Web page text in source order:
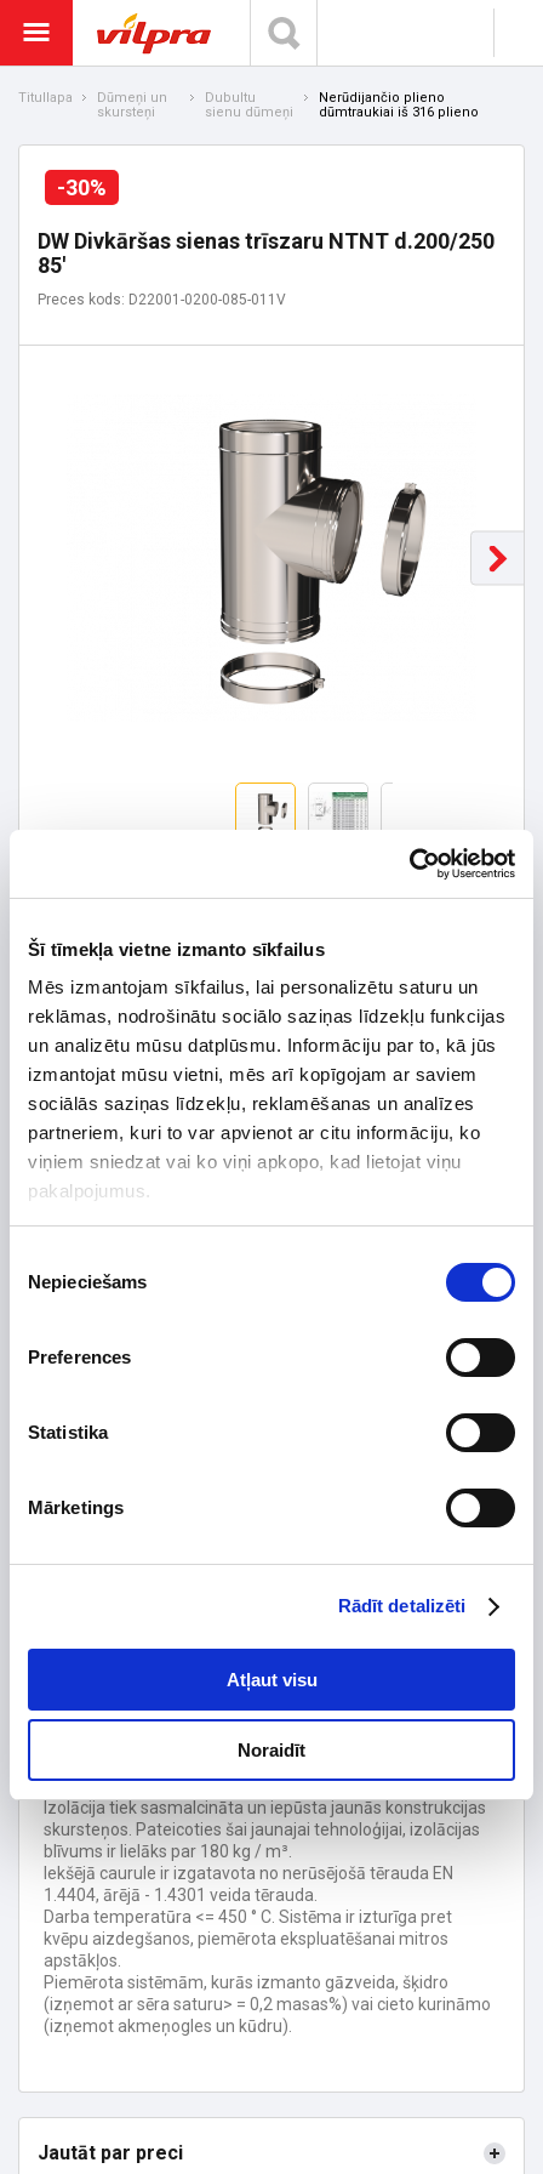
Šī tīmekļa vietne izmanto sīkfailus
Mēs izmantojam sīkfailus, lai personalizētu saturu un
reklāmas, nodrošinātu sociālo saziņas līdzekļu funkcijas
un analizētu mūsu datplūsmu. Informāciju par to, kā jūs
izmantojat mūsu vietni, mēs arī kopīgojam ar saviem
sociālās saziņas līdzekļu, reklamēšanas un analīzes
partneriem, kuri to var apvienot ar citu informāciju, ko
viņiem sniedzat vai ko viņi apkopo, kad lietojat viņu
pakalpojumus.
izvēle
Nepieciešams
Preferences
Statistika
Mārketings
Rādīt detalizēti
Atļaut visu
Noraidīt
Titullapa
Dūmeņi un
skursteņi
Dubultu
sienu dūmeņi
Nerūdijančio plieno
dūmtraukiai iš 316 plieno
-30%
DW Divkāršas sienas trīszaru NTNT d.200/250
85'
Preces kods: D22001-0200-085-011V
226,77 €
Preces apraksts
Uzdot jautājumu par preci
Preces apraksts
Augstums, mm
Dziļums, mm
Skursteņa diametrs, mm
bet saglabā 50 mm biezā izolācijas materiāla īpašības.
Pateicoties mazākam ārējam diametram skursteņi
katrā savienojumā ir termiskā kompensācija.
Izolācija tiek sasmalcināta un iepūsta jaunās konstrukcijas
skursteņos. Pateicoties šai jaunajai tehnoloģijai, izolācijas
blīvums ir lielāks par 180 kg / m³.
Iekšējā caurule ir izgatavota no nerūsējošā tērauda EN
1.4404, ārējā - 1.4301 veida tērauda.
Darba temperatūra <= 450 ° C. Sistēma ir izturīga pret
kvēpu aizdegšanos, piemērota ekspluatēšanai mitros
apstākļos.
Piemērota sistēmām, kurās izmanto gāzveida, šķidro
(izņemot ar sēra saturu> = 0,2 masas%) vai cieto kurināmo
(izņemot akmeņogles un kūdru).
Jautāt par preci